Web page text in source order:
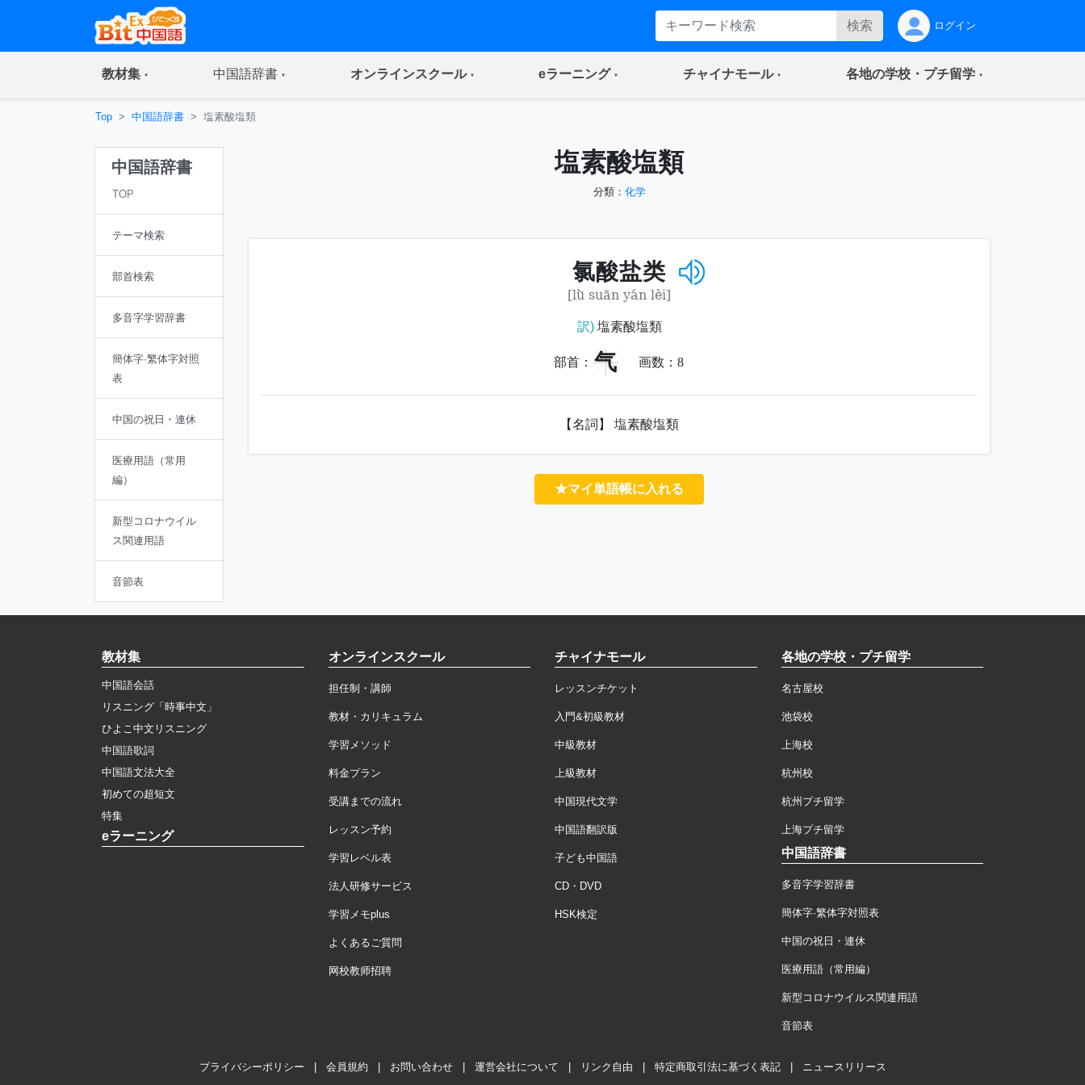
検索 ログイン
教材集(current) 中国語辞書(current) オンラインスクール(current) eラーニング(current) チャイナモール(current) 各地の学校・プチ留学(current)
Top 中国語辞書 塩素酸塩類
中国語辞書
TOP
テーマ検索
部首検索
多音字学習辞書
簡体字·繁体字対照
表
中国の祝日・連休
医療用語（常用
編）
新型コロナウイル
ス関連用語
音節表
塩素酸塩類
分類： 化学
氯酸盐类
[lǜ suān yán lèi]
訳)塩素酸塩類
部首： 气 画数： 8
【名詞】 塩素酸塩類
★マイ単語帳に入れる
教材集
中国語会話
リスニング「時事中文」
ひよこ中文リスニング
中国語歌詞
中国語文法大全
初めての超短文
特集
eラーニング
オンラインスクール
担任制・講師
教材・カリキュラム
学習メソッド
料金プラン
受講までの流れ
レッスン予約
学習レベル表
法人研修サービス
学習メモplus
よくあるご質問
网校教师招聘
チャイナモール
レッスンチケット
入門&初級教材
中級教材
上級教材
中国現代文学
中国語翻訳版
子ども中国語
CD・DVD
HSK検定
各地の学校・プチ留学
名古屋校
池袋校
上海校
杭州校
杭州プチ留学
上海プチ留学
中国語辞書
多音字学習辞書
簡体字·繁体字対照表
中国の祝日・連休
医療用語（常用編）
新型コロナウイルス関連用語
音節表
プライバシーポリシー 会員規約 お問い合わせ 運営会社について リンク自由 特定商取引法に基づく表記 ニュースリリース